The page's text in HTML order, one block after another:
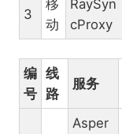
3
移
动
RaySyn
cProxy
编
号
线
路
服务
Asper